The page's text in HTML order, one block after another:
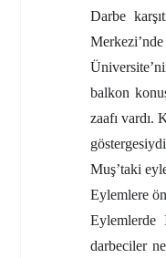
Darbe
balkon
zaafı vardı.
Muş’taki
Eylemlere
Eylemlerde
darbeciler